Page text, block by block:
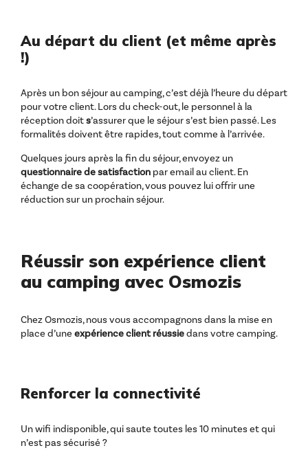
Au départ du client (et même après
!)
Après un bon séjour au camping, c’est déjà l’heure du départ
pour votre client. Lors du check-out, le personnel à la
réception doits’assurer que le séjour s’est bien passé. Les
formalités doivent être rapides, tout comme à l’arrivée.
Quelques jours après la fin du séjour, envoyez un
questionnaire de satisfaction par email au client. En
échange de sa coopération, vous pouvez lui offrir une
réduction sur un prochain séjour.
Réussir son expérience client
au camping avec Osmozis
Chez Osmozis, nous vous accompagnons dans la mise en
place d’uneexpérience client réussiedans votre camping.
Renforcer la connectivité
Un wifi indisponible, qui saute toutes les 10 minutes et qui
n’est pas sécurisé ?